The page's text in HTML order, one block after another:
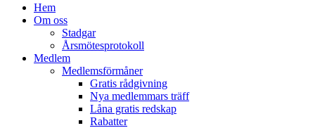
Hem
Om oss
Stadgar
Årsmötesprotokoll
Medlem
Medlemsförmåner
Gratis rådgivning
Nya medlemmars träff
Låna gratis redskap
Rabatter